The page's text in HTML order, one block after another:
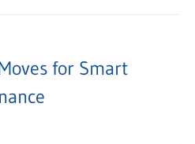
for Smart